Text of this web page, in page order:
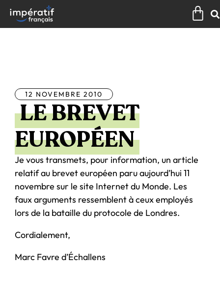
contenu
12 NOVEMBRE 2010
LE BREVET
EUROPÉEN
Je vous transmets, pour information, un article
relatif au brevet européen paru aujourd’hui 11
novembre sur le site Internet du Monde. Les
faux arguments ressemblent à ceux employés
lors de la bataille du protocole de Londres.
Cordialement,
Marc Favre d’Échallens